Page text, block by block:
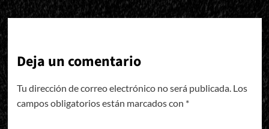
Deja un comentario
Tu dirección de correo electrónico no será publicada. Los
campos obligatorios están marcados con *